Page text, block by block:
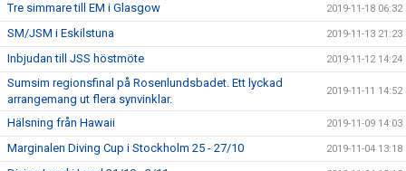
Tre simmare till EM i Glasgow 2019-11-18 06:32
SM/JSM i Eskilstuna 2019-11-13 21:23
Inbjudan till JSS höstmöte 2019-11-12 14:24
Sumsim regionsfinal på Rosenlundsbadet. Ett lyckad
arrangemang ut flera synvinklar.
2019-11-11 14:52
Hälsning från Hawaii 2019-11-09 14:03
Marginalen Diving Cup i Stockholm 25 - 27/10 2019-11-04 13:18